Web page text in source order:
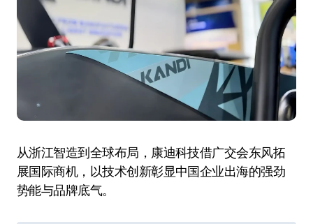
从浙江智造到全球布局，康迪科技借广交会东风拓
展国际商机，以技术创新彰显中国企业出海的强劲
势能与品牌底气。